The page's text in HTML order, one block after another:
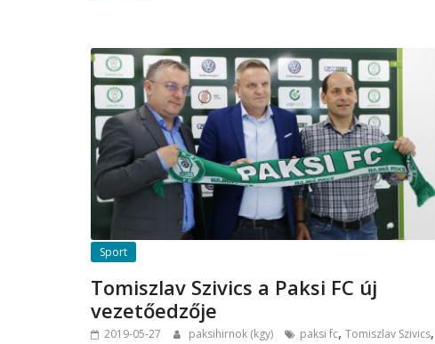
Sport
Tomiszlav Szivics a Paksi FC új
vezetőedzője
2019-05-27 paksihirnok (kgy) paksi fc, Tomiszlav Szivics,